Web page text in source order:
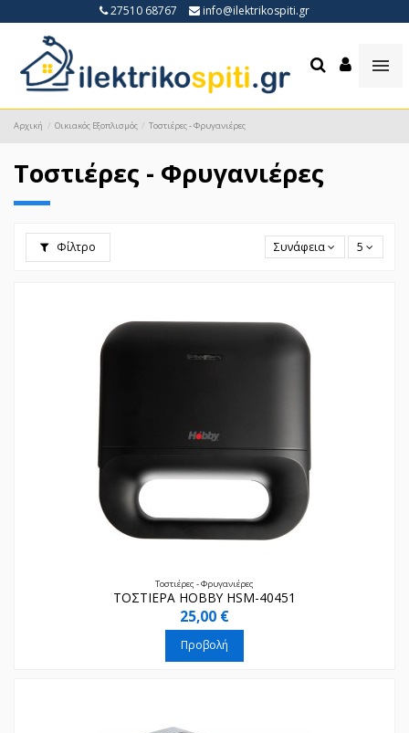
27510 68767 info@ilektrikospiti.gr
Αρχική Οικιακός Εξοπλισμός Τοστιέρες - Φρυγανιέρες
Τοστιέρες - Φρυγανιέρες
Φίλτρο Συνάφεια 5
Τοστιέρες - Φρυγανιέρες
ΤΟΣΤΙΕΡΑ HOBBY HSM-40451
25,00 €
Προβολή